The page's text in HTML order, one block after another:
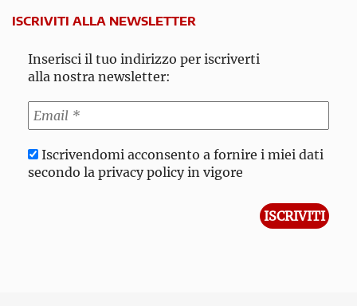
ISCRIVITI ALLA NEWSLETTER
Inserisci il tuo indirizzo per iscriverti
alla nostra newsletter:
Iscrivendomi acconsento a fornire i miei dati
secondo la privacy policy in vigore